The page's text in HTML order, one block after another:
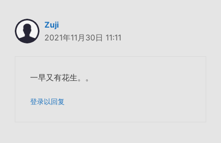
Zuji
2021年11月30日 11:11
一早又有花生。。
登录以回复